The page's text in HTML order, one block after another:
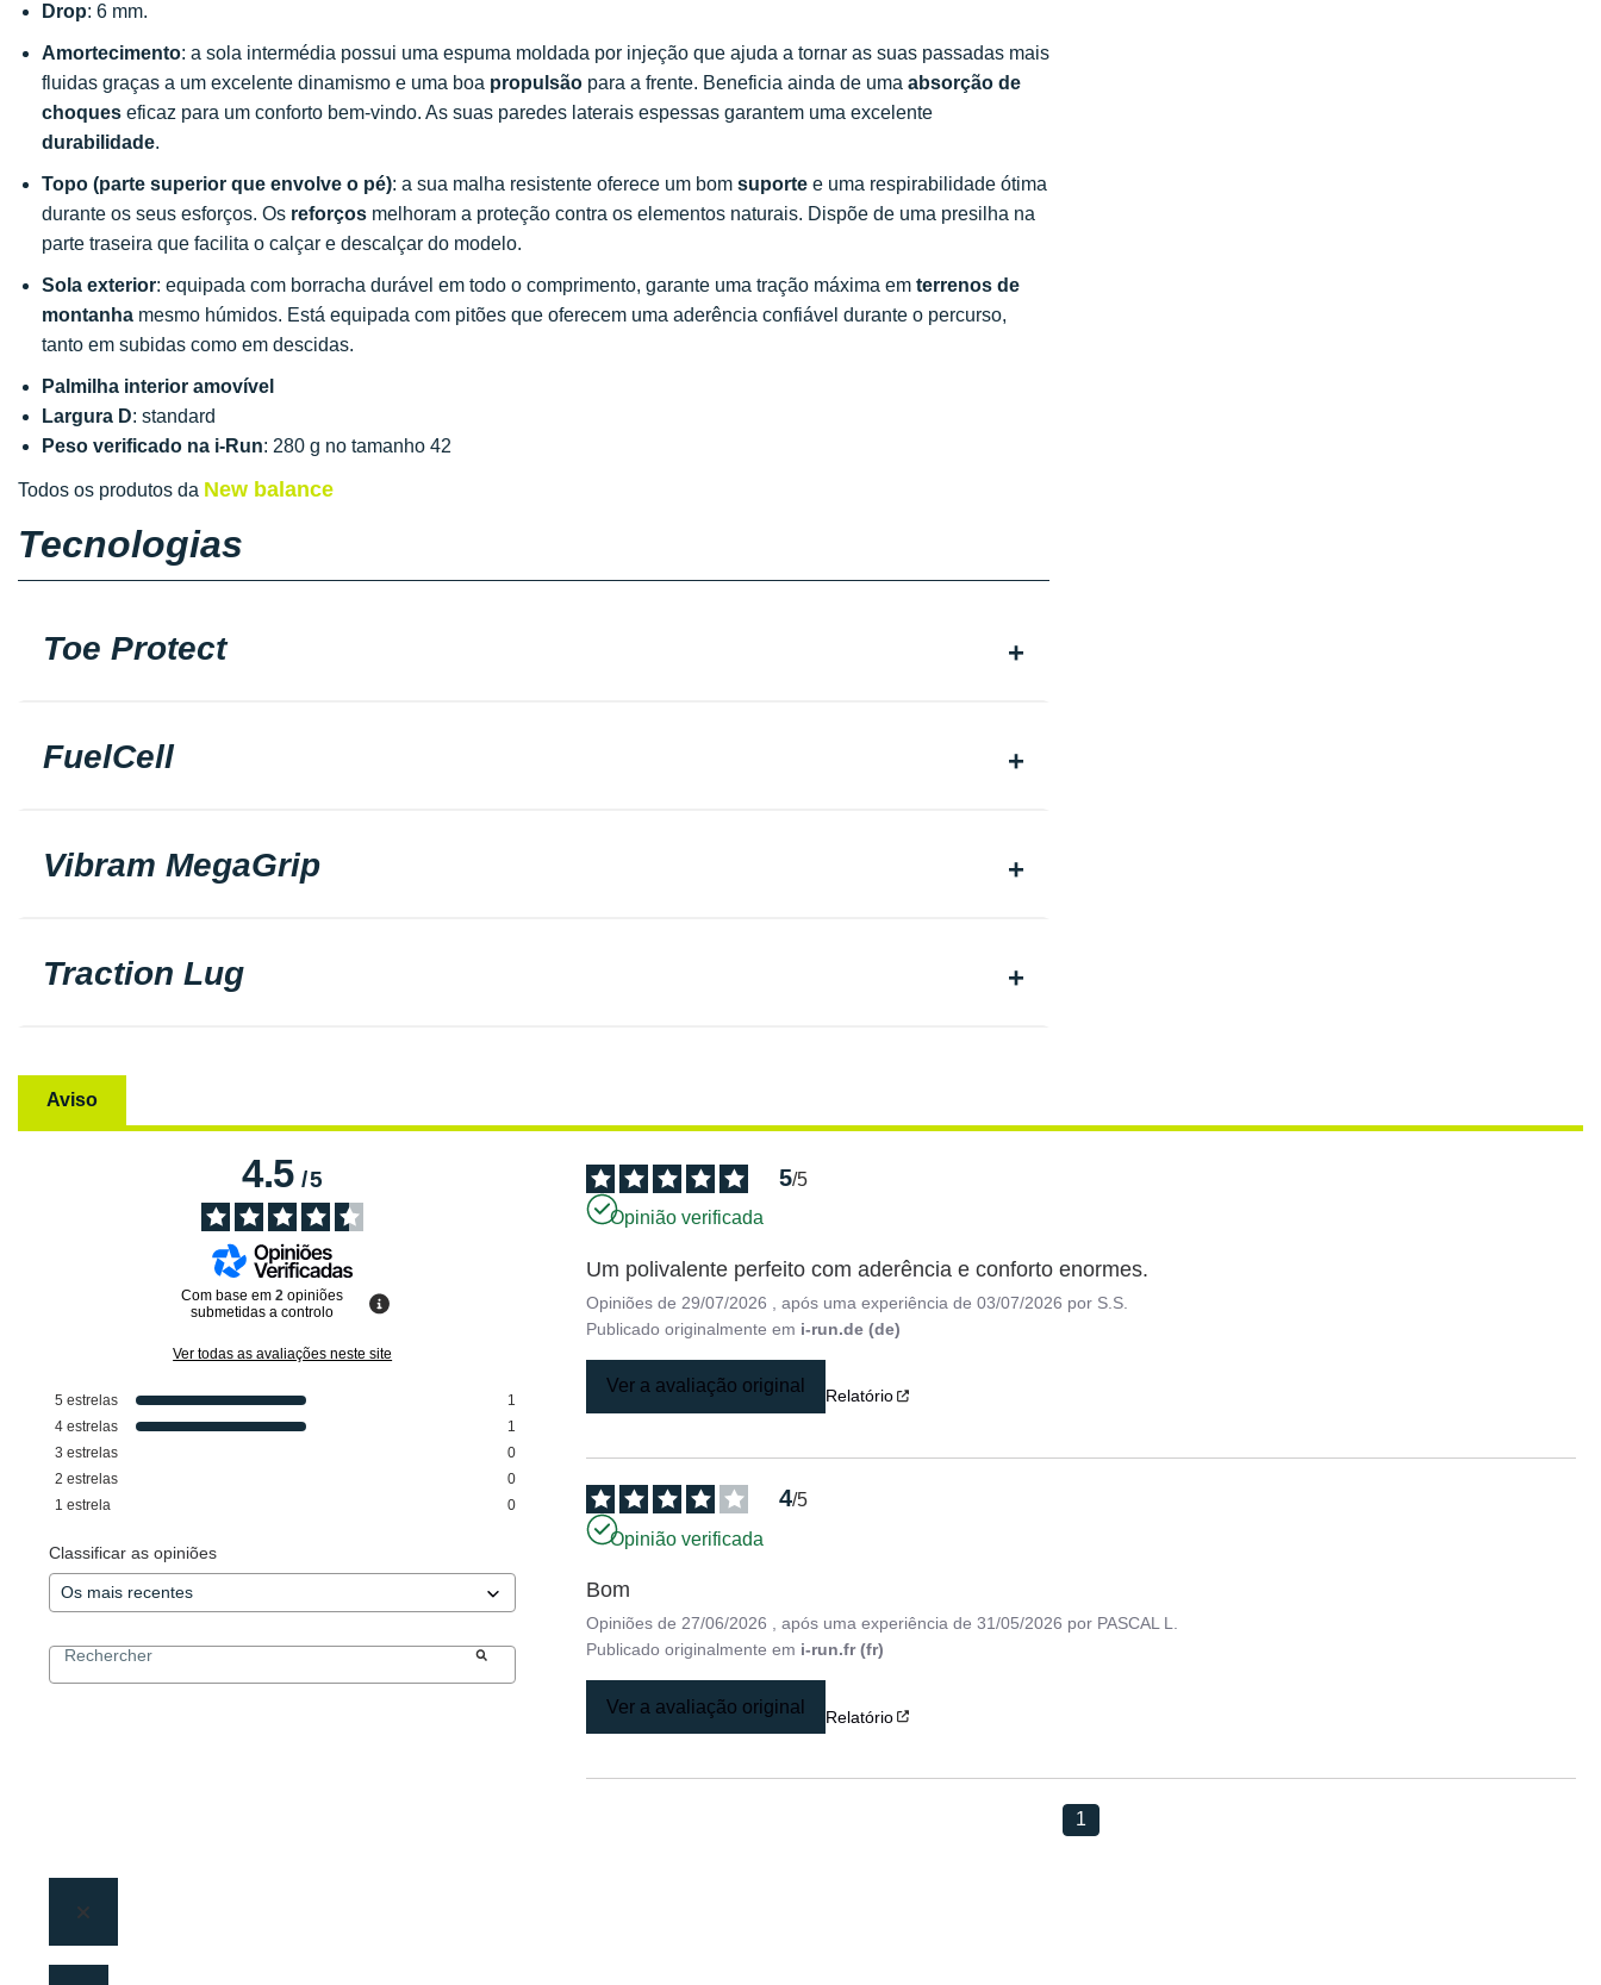
Drop: 6 mm.
Amortecimento: a sola intermédia possui uma espuma moldada por injeção que ajuda a tornar as suas passadas mais
fluidas graças a um excelente dinamismo e uma boa propulsão para a frente. Beneficia ainda de uma absorção de
choques eficaz para um conforto bem-vindo. As suas paredes laterais espessas garantem uma excelente
durabilidade.
Topo (parte superior que envolve o pé): a sua malha resistente oferece um bom suporte e uma respirabilidade ótima
durante os seus esforços. Os reforços melhoram a proteção contra os elementos naturais. Dispõe de uma presilha na
parte traseira que facilita o calçar e descalçar do modelo.
Sola exterior: equipada com borracha durável em todo o comprimento, garante uma tração máxima em terrenos de
montanha mesmo húmidos. Está equipada com pitões que oferecem uma aderência confiável durante o percurso,
tanto em subidas como em descidas.
Palmilha interior amovível
Largura D: standard
Peso verificado na i-Run: 280 g no tamanho 42
Todos os produtos da New balance
Tecnologias
Toe Protect
FuelCell
Vibram MegaGrip
Traction Lug
Aviso
4.5/5
Com base em2 opiniões
submetidas a controlo
Ver todas as avaliações neste site
5 estrelas
1
4 estrelas
1
3 estrelas
0
2 estrelas
0
1 estrela 0
Classificar as opiniões
5/5
Opinião verificada
Um polivalente perfeito com aderência e conforto enormes.
Opiniões de 29/07/2026 , após uma experiência de03/07/2026 por S.S.
Publicado originalmente em i-run.de (de)
Ver a avaliação original Relatório
4/5
Opinião verificada
Bom
Opiniões de 27/06/2026 , após uma experiência de31/05/2026 por PASCAL L.
Publicado originalmente em i-run.fr (fr)
Ver a avaliação original Relatório
1